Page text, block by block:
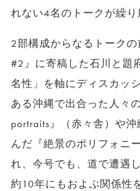
れない4名のトークが繰り
2部構成からなるトークの
#2』に寄稿した石川と題
名性」を軸にディスカッ
ある沖縄で出合った人々
portraits』（赤々舎）や
んだ『絶景のポリフォニ
れ、今号でも、道で遭遇
約10年にもおよぶ関係性